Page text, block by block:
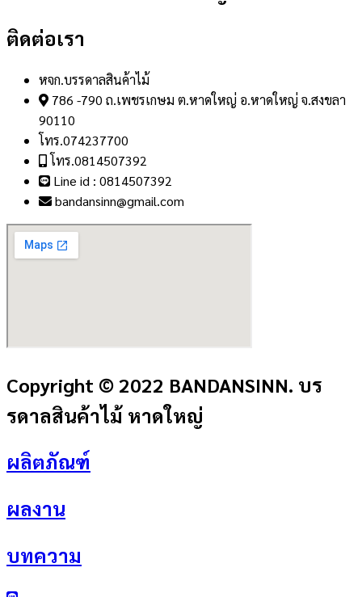
ติดต่อเรา
หจก.บรรดาลสินค้าไม้
786 -790 ถ.เพชรเกษม ต.หาดใหญ่ อ.หาดใหญ่ จ.สงขลา
90110
โทร.074237700
โทร.0814507392
Line id : 0814507392
bandansinn@gmail.com
Copyright © 2022 BANDANSINN. บร
รดาลสินค้าไม้ หาดใหญ่
ผลิตภัณฑ์
ผลงาน
บทความ